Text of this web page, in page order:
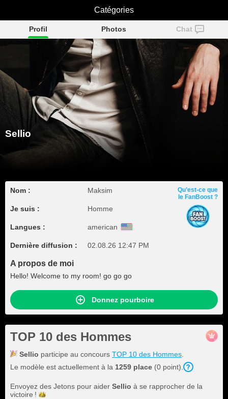
Sellio
Profil Photos Chat
Sellio
Nom : Maksim
Je suis : Homme
Langues : american
Dernière diffusion : 02.08.26 12:47 PM
Qu’est-ce que
le FanBoost ?
A propos de moi
Hello! Welcome to my room! go go go
Donnez pourboire
TOP 10 des Hommes
Sellio participe au concours TOP 10 des Hommes
Le modèle est actuellement à la 1259 place (0 point).
Envoyez des Jetons pour aider Sellio à se rapprocher de la
victoire !
Catégories